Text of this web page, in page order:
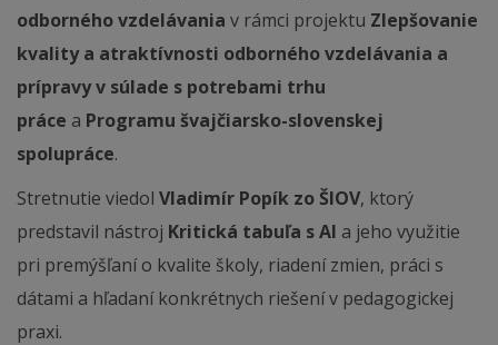
odborného vzdelávania v rámci projektu Zlepšovanie
kvality a atraktívnosti odborného vzdelávania a
prípravy v súlade s potrebami trhu
práce a Programu švajčiarsko-slovenskej
spolupráce.
Stretnutie viedol Vladimír Popík zo ŠIOV, ktorý
predstavil nástroj Kritická tabuľa s AI a jeho využitie
pri premýšľaní o kvalite školy, riadení zmien, práci s
dátami a hľadaní konkrétnych riešení v pedagogickej
praxi.